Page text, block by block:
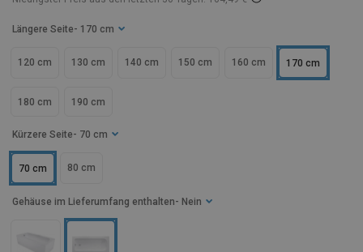
Längere Seite - 170 cm
120 cm 130 cm 140 cm 150 cm 160 cm 170 cm
180 cm 190 cm
Kürzere Seite - 70 cm
70 cm 80 cm
Gehäuse im Lieferumfang enthalten - Nein